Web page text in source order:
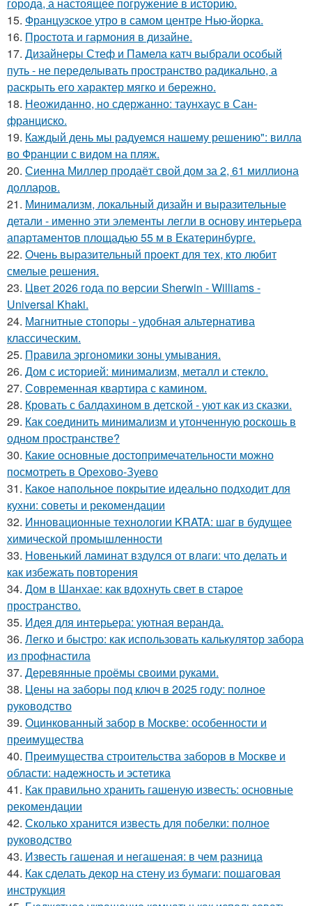
15. Французское утро в самом центре Нью-йорка.
16. Простота и гармония в дизайне.
17. Дизайнеры Стеф и Памела катч выбрали особый
путь - не переделывать пространство радикально, а
раскрыть его характер мягко и бережно.
18. Неожиданно, но сдержанно: таунхаус в Сан-
франциско.
19. Каждый день мы радуемся нашему решению": вилла
во Франции с видом на пляж.
20. Сиенна Миллер продаёт свой дом за 2, 61 миллиона
долларов.
21. Минимализм, локальный дизайн и выразительные
детали - именно эти элементы легли в основу интерьера
апартаментов площадью 55 м в Екатеринбурге.
22. Очень выразительный проект для тех, кто любит
смелые решения.
23. Цвет 2026 года по версии Sherwin - Williams -
Universal Khaki.
24. Магнитные стопоры - удобная альтернатива
классическим.
25. Правила эргономики зоны умывания.
26. Дом с историей: минимализм, металл и стекло.
27. Современная квартира с камином.
28. Кровать с балдахином в детской - уют как из сказки.
29. Как соединить минимализм и утонченную роскошь в
одном пространстве?
30. Какие основные достопримечательности можно
посмотреть в Орехово-Зуево
31. Какое напольное покрытие идеально подходит для
кухни: советы и рекомендации
32. Инновационные технологии KRATA: шаг в будущее
химической промышленности
33. Новенький ламинат вздулся от влаги: что делать и
как избежать повторения
34. Дом в Шанхае: как вдохнуть свет в старое
пространство.
35. Идея для интерьера: уютная веранда.
36. Легко и быстро: как использовать калькулятор забора
из профнастила
37. Деревянные проёмы своими руками.
38. Цены на заборы под ключ в 2025 году: полное
руководство
39. Оцинкованный забор в Москве: особенности и
преимущества
40. Преимущества строительства заборов в Москве и
области: надежность и эстетика
41. Как правильно хранить гашеную известь: основные
рекомендации
42. Сколько хранится известь для побелки: полное
руководство
43. Известь гашеная и негашеная: в чем разница
44. Как сделать декор на стену из бумаги: пошаговая
инструкция